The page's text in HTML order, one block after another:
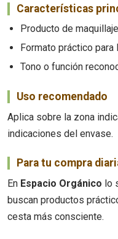
Características
Producto de
Formato práctico
Tono o función
Uso recomendado
Aplica sobre la zona
indicaciones del envase.
Para tu compra
En Espacio Orgánico lo
buscan productos
cesta más consciente.